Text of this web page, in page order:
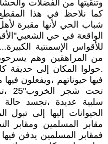
كما نلاحظ في هذا
شباب الحي لأنها مقبرة
الواقعة في حي
للأقواس الإسمنتية
من المراهقين وهم
.حولوا المكان إلى حديقة
فيها حيوناتهم ،ويفعلون
سلبية عديدة ،تجسد حالة
الحيوانات إليها إلى
مقابر المسلمين ومقابر
فمقابر المسلمين يدفن